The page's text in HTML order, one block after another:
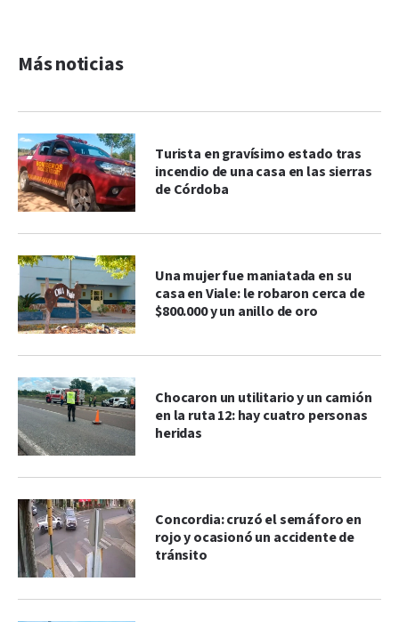
Más noticias
Turista en gravísimo estado tras
incendio de una casa en las sierras
de Córdoba
Una mujer fue maniatada en su
casa en Viale: le robaron cerca de
$800.000 y un anillo de oro
Chocaron un utilitario y un camión
en la ruta 12: hay cuatro personas
heridas
Concordia: cruzó el semáforo en
rojo y ocasionó un accidente de
tránsito